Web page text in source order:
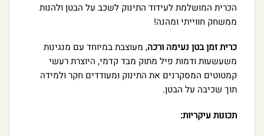
הכרית המושלמת לעידוד התינוק לשכב על הבטן ולהנות
ממשחק חווייתי ומהנה!
כרית זמן בטן נעימה ורכה, מעוצבת במיוחד עם מנגינות
משעשעות ודמות פיל מתוק מבד קדמי, היוצרת רעשי
קמטוטים המסקרנים את התינוק ומעודדים חקר ולמידה
תוך שכיבה על הבטן.
תכונות עיקריות: